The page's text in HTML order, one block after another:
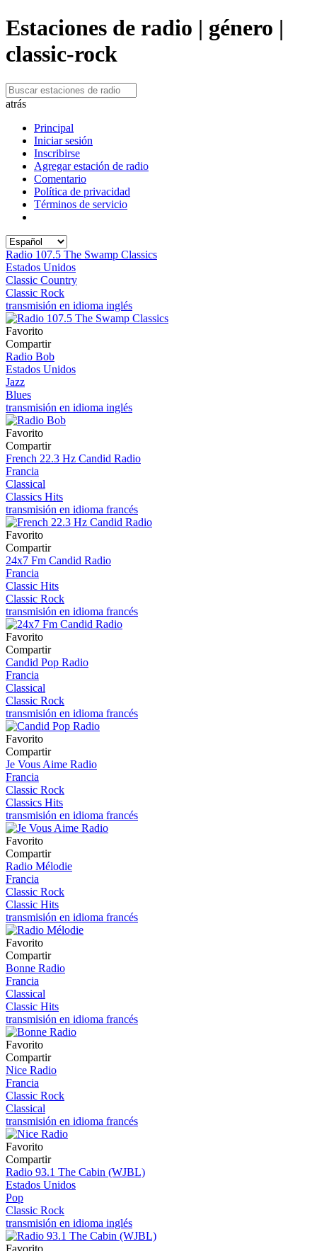
Estaciones de radio | género |
classic-rock
atrás
Principal
Iniciar sesión
Inscribirse
Agregar estación de radio
Comentario
Política de privacidad
Términos de servicio
Radio 107.5 The Swamp Classics
Estados Unidos
Classic Country
Classic Rock
transmisión en idioma inglés
Favorito
Compartir
Radio Bob
Estados Unidos
Jazz
Blues
transmisión en idioma inglés
Favorito
Compartir
French 22.3 Hz Candid Radio
Francia
Classical
Classics Hits
transmisión en idioma francés
Favorito
Compartir
24x7 Fm Candid Radio
Francia
Classic Hits
Classic Rock
transmisión en idioma francés
Favorito
Compartir
Candid Pop Radio
Francia
Classical
Classic Rock
transmisión en idioma francés
Favorito
Compartir
Je Vous Aime Radio
Francia
Classic Rock
Classics Hits
transmisión en idioma francés
Favorito
Compartir
Radio Mélodie
Francia
Classic Rock
Classic Hits
transmisión en idioma francés
Favorito
Compartir
Bonne Radio
Francia
Classical
Classic Hits
transmisión en idioma francés
Favorito
Compartir
Nice Radio
Francia
Classic Rock
Classical
transmisión en idioma francés
Favorito
Compartir
Radio 93.1 The Cabin (WJBL)
Estados Unidos
Pop
Classic Rock
transmisión en idioma inglés
Favorito